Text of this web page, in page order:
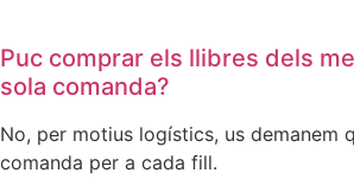
Puc comprar els llibres dels
sola comanda?
No, per motius logístics, us demanem
comanda per a cada fill.